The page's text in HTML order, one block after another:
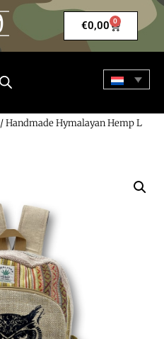
€0,00 0
/ Handmade Hymalayan Hemp L